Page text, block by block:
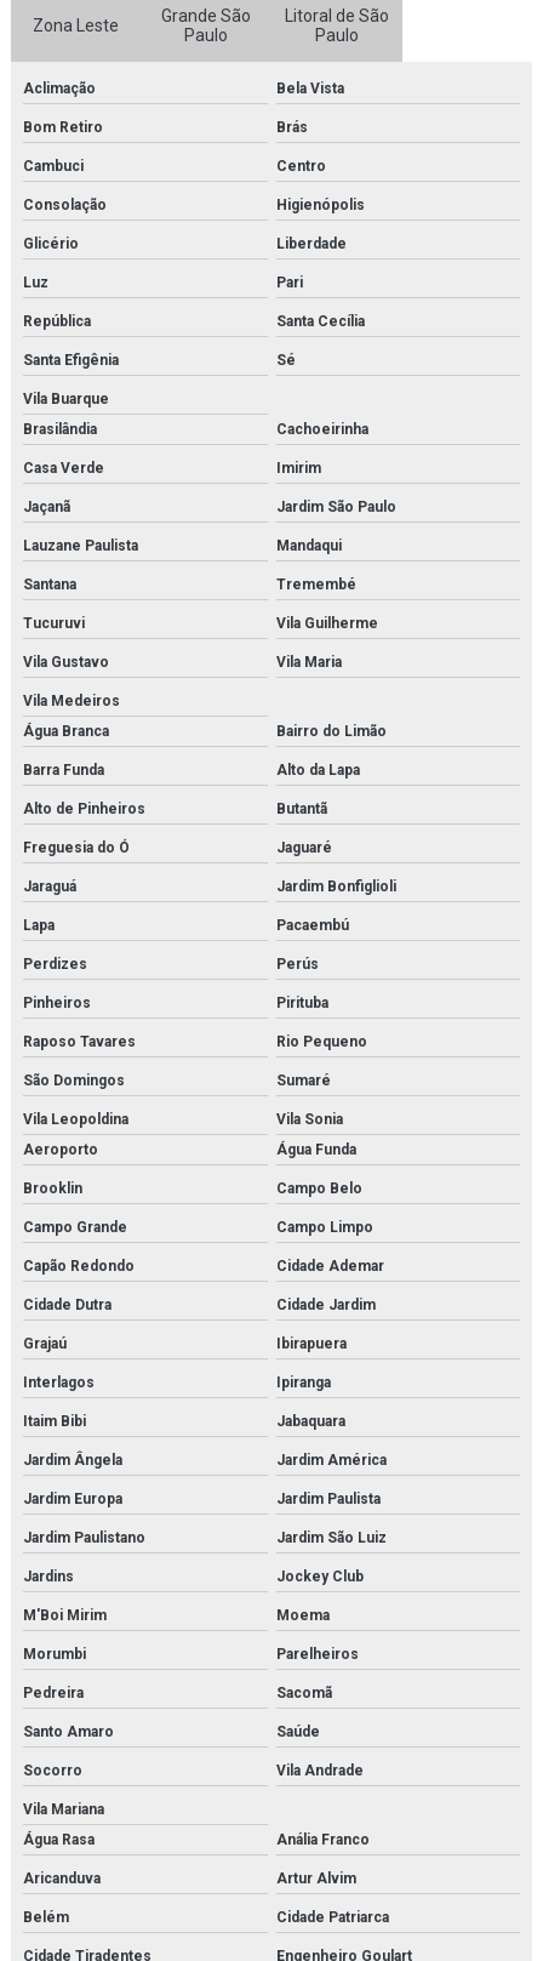
Fornecedor de kit molecular para faculdades
Fornecedor de kit molecular para laboratórios
Fornecedor de microscópio
Fornecedor de microscópio médico para faculdades
Fornecedor de microscópio médico para laboratórios
Fornecedor de microscópio para estudo
Fornecedor de microscópio para faculdades
Fornecedor de microscópio para laboratórios
Fornecedor de modelo anatômico
Fornecedor de modelo anatômico médico
Fornecedor de modelo anatômico médico para hospitais
Fornecedor de modelo anatômico médico para laboratórios
Fornecedor de modelo anatômico para estudo
Fornecedor de modelo anatômico para hospitais
Fornecedor de modelo anatômico para laboratórios
Fornecedor de simulador médico
Fornecedor de simulador médico para estudo
Fornecedor de simulador médico para faculdades
Fornecedor de simulador médico para hospitais
Kit modelo molecular
Kit molecular médico em são paulo
Kit molecular médico para estudo
Kit molecular química
Kit molecular química orgânica
Manequim simulador de rcp
Microscopia monocular
Microscópio biológico binocular
Microscópio biológico monocular
Microscópio biológico profissional
Microscópio biológico trinocular
Microscópio médico para faculdades
Microscópio monocular
Microscópio óptico monocular
Modelo anatômico da face
Zona Leste
Grande São
Paulo
Litoral de São
Paulo
Aclimação Bela Vista
Bom Retiro Brás
Cambuci Centro
Consolação Higienópolis
Glicério Liberdade
Luz Pari
República Santa Cecília
Santa Efigênia Sé
Vila Buarque
Brasilândia
Cachoeirinha
Casa Verde Imirim
Jaçanã Jardim São Paulo
Lauzane Paulista Mandaqui
Santana Tremembé
Tucuruvi Vila Guilherme
Vila Gustavo Vila Maria
Vila Medeiros
Água Branca
Bairro do Limão
Barra Funda Alto da Lapa
Alto de Pinheiros Butantã
Freguesia do Ó Jaguaré
Jaraguá Jardim Bonfiglioli
Lapa Pacaembú
Perdizes Perús
Pinheiros Pirituba
Raposo Tavares Rio Pequeno
São Domingos Sumaré
Vila Leopoldina
Vila Sonia
Aeroporto
Água Funda
Brooklin Campo Belo
Campo Grande Campo Limpo
Capão Redondo Cidade Ademar
Cidade Dutra Cidade Jardim
Grajaú Ibirapuera
Interlagos Ipiranga
Itaim Bibi Jabaquara
Jardim Ângela Jardim América
Jardim Europa Jardim Paulista
Jardim Paulistano Jardim São Luiz
Jardins Jockey Club
M'Boi Mirim Moema
Morumbi Parelheiros
Pedreira Sacomã
Santo Amaro Saúde
Socorro Vila Andrade
Vila Mariana
Água Rasa
Anália Franco
Aricanduva Artur Alvim
Belém Cidade Patriarca
Cidade Tiradentes Engenheiro Goulart